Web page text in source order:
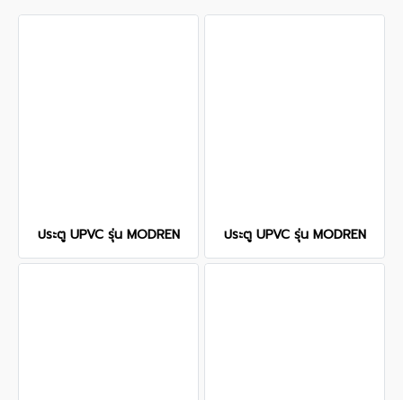
ประตู UPVC รุ่น MODREN ประตู UPVC รุ่น MODREN